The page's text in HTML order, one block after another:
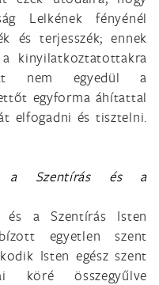
Lelkének fényénél
és terjesszék; ennek
kinyilatkoztatottakra
nem egyedül a
egyforma áhítattal
elfogadni és tisztelni.
a Szentírás és a
és a Szentírás Isten
egyetlen szent
Isten egész szent
köré összegyűlve